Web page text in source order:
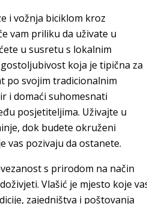
i vožnja biciklom kroz
vam priliku da uživate u
u susretu s lokalnim
koja je tipična za
po svojim tradicionalnim
i domaći suhomesnati
posjetiteljima. Uživajte u
dok budete okruženi
vas pozivaju da ostanete.
s prirodom na način
Vlašić je mjesto koje
zajedništva i poštovanja